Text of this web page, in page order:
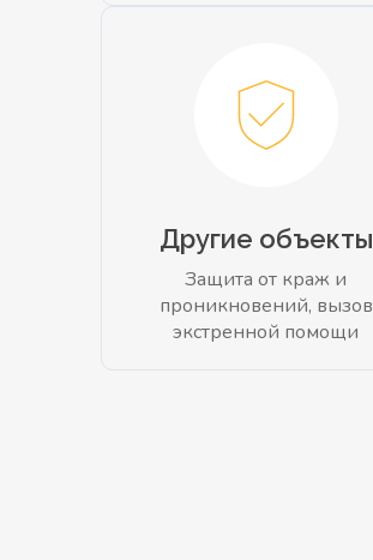
Другие объекты
Защита от краж и
проникновений, вызов
экстренной помощи